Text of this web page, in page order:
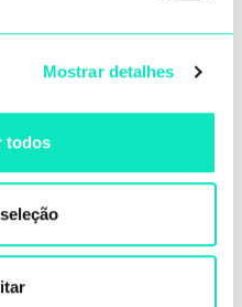
Mostrar detalhes
todos